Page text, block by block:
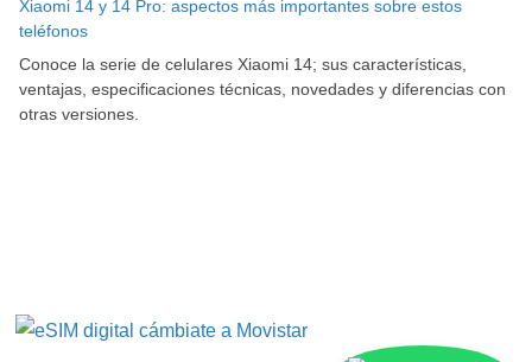
Xiaomi 14 y 14 Pro: aspectos más importantes sobre estos
teléfonos
Conoce la serie de celulares Xiaomi 14; sus características,
ventajas, especificaciones técnicas, novedades y diferencias con
otras versiones.